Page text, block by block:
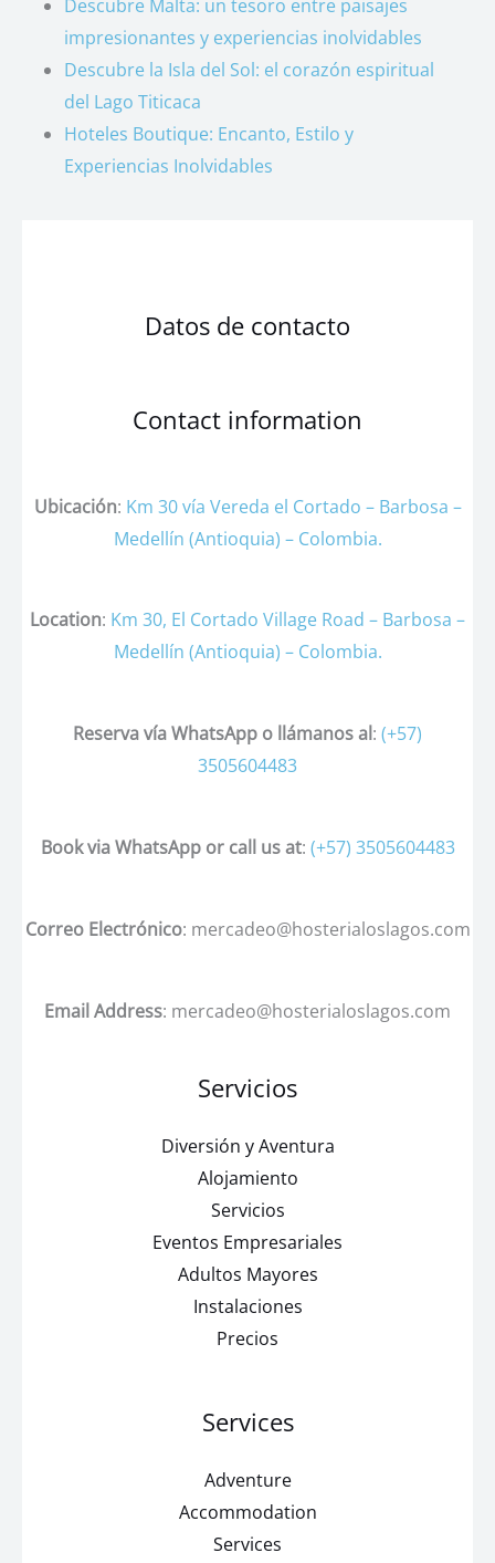
Descubre Malta: un tesoro entre paisajes
impresionantes y experiencias inolvidables
Descubre la Isla del Sol: el corazón espiritual
del Lago Titicaca
Hoteles Boutique: Encanto, Estilo y
Experiencias Inolvidables
Datos de contacto
Contact information
Ubicación: Km 30 vía Vereda el Cortado – Barbosa –
Medellín (Antioquia) – Colombia.
Location: Km 30, El Cortado Village Road – Barbosa –
Medellín (Antioquia) – Colombia.
Reserva vía WhatsApp o llámanos al: (+57)
3505604483
Book via WhatsApp or call us at: (+57) 3505604483
Correo Electrónico: mercadeo@hosterialoslagos.com
Email Address: mercadeo@hosterialoslagos.com
Servicios
Diversión y Aventura
Alojamiento
Servicios
Eventos Empresariales
Adultos Mayores
Instalaciones
Precios
Services
Adventure
Accommodation
Services